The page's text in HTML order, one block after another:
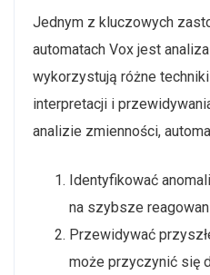
Jednym z kluczowych
automatach Vox jest
wykorzystują różne
interpretacji i
analizie zmienności,
Identyfikować
na szybsze
Przewidywać
może przyczynić się